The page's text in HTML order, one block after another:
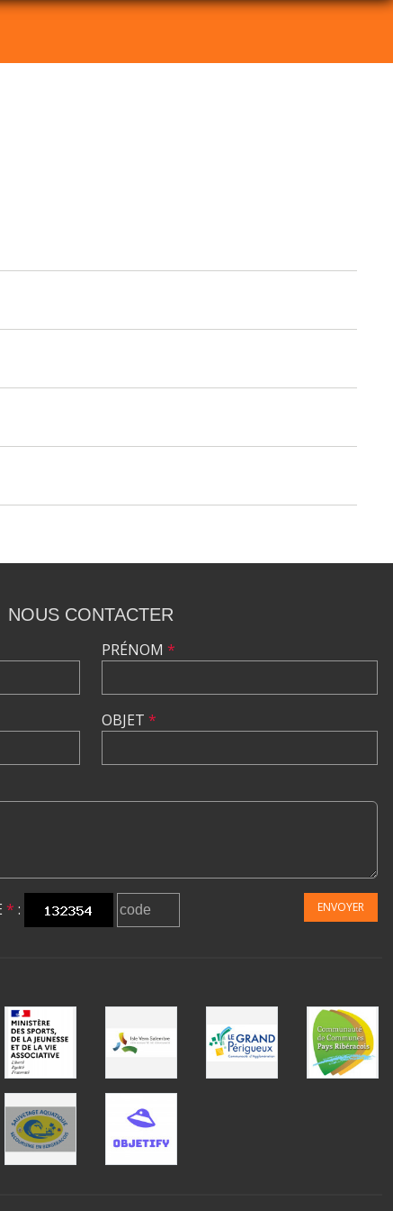
NOUS CONTACTER
PRÉNOM *
OBJET *
* : ENVOYER